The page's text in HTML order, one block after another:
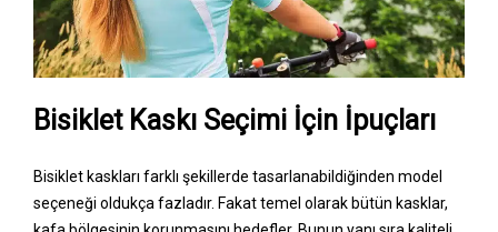
Bisiklet Kaskı Seçimi İçin İpuçları
Bisiklet kaskları farklı şekillerde tasarlanabildiğinden model
seçeneği oldukça fazladır. Fakat temel olarak bütün kasklar,